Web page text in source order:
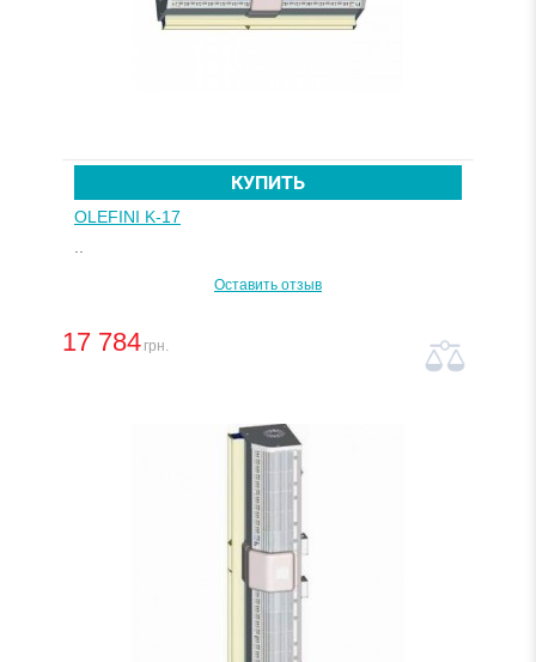
КУПИТЬ
OLEFINI K-17
Оставить отзыв
17 784 грн.